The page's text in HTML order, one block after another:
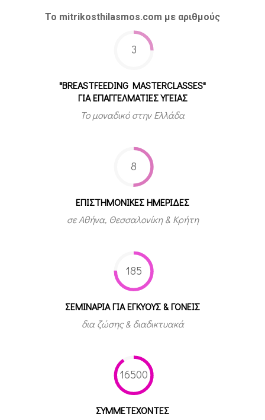
Το mitrikosthilasmos.com με αριθμούς
3
"BREASTFEEDING MASTERCLASSES"
ΓΙΑ ΕΠΑΓΓΕΛΜΑΤΙΕΣ ΥΓΕΙΑΣ
Το μοναδικό στην Ελλάδα
8
ΕΠΙΣΤΗΜΟΝΙΚΕΣ ΗΜΕΡΙΔΕΣ
σε Αθήνα, Θεσσαλονίκη & Κρήτη
185
ΣΕΜΙΝΑΡΙΑ ΓΙΑ ΕΓΚΥΟΥΣ & ΓΟΝΕΙΣ
δια ζώσης & διαδικτυακά
16500
ΣΥΜΜΕΤEΧΟΝΤΕΣ